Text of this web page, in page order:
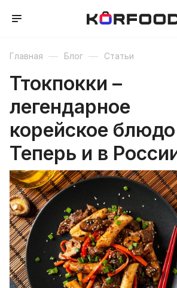
Главная — Блог — Статьи
Ттокпокки –
легендарное
корейское
Теперь и в